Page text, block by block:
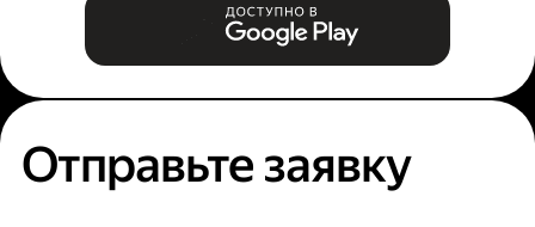
Отправьте заявку